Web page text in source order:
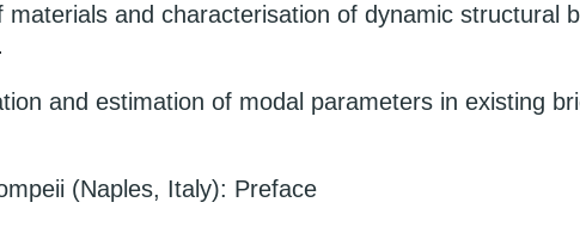
and characterisation of dynamic structural
and estimation of modal parameters in existing
(Naples, Italy): Preface